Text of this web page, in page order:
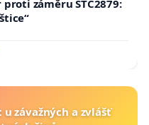
záměru STC2879:
závažných a zvlášť